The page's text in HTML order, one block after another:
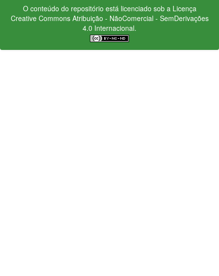
O conteúdo do repositório está licenciado sob a Licença
Creative CommonsAtribuição - NãoComercial - SemDerivações
4.0 Internacional.